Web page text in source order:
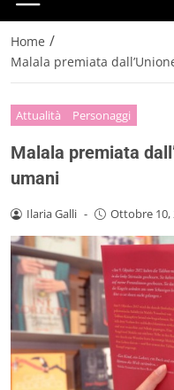
Home /
Malala premiata
Attualità Personaggi
Malala premiata
umani
Ilaria Galli - Ottobre 10,